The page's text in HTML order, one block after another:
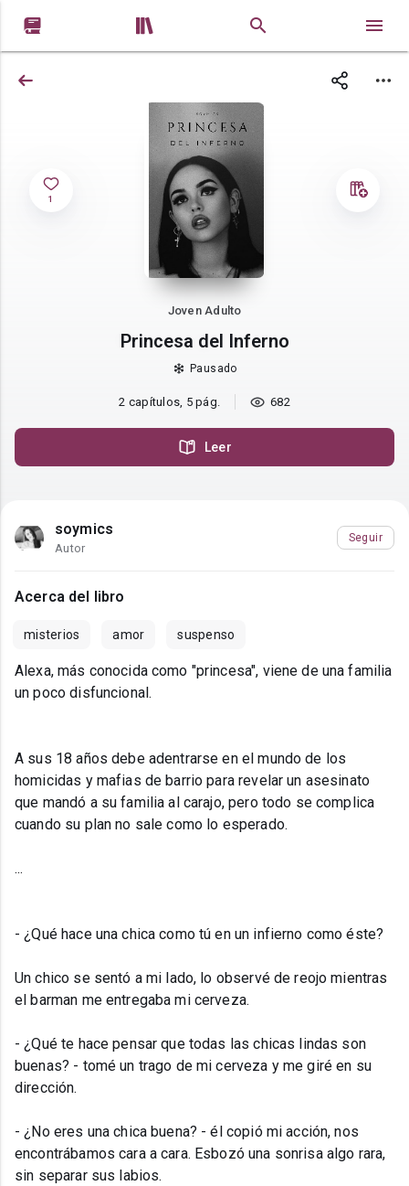
 
1
Joven Adulto
Princesa del Inferno
Pausado
2 capítulos, 5 pág. 682
Leer
soymics
Autor
Seguir
Acerca del libro
misterios amor suspenso
Alexa, más conocida como "princesa", viene de una familia
un poco disfuncional.
A sus 18 años debe adentrarse en el mundo de los
homicidas y mafias de barrio para revelar un asesinato
que mandó a su familia al carajo, pero todo se complica
cuando su plan no sale como lo esperado.
...
- ¿Qué hace una chica como tú en un infierno como éste?
Un chico se sentó a mi lado, lo observé de reojo mientras
el barman me entregaba mi cerveza.
- ¿Qué te hace pensar que todas las chicas lindas son
buenas? - tomé un trago de mi cerveza y me giré en su
dirección.
- ¿No eres una chica buena? - él copió mi acción, nos
encontrábamos cara a cara. Esbozó una sonrisa algo rara,
sin separar sus labios.